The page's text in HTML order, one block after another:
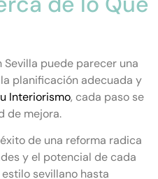
Sevilla puede parecer una
planificación adecuada y
Interiorismo, cada paso se
de mejora.
de una reforma radica
y el potencial de cada
sevillano hasta